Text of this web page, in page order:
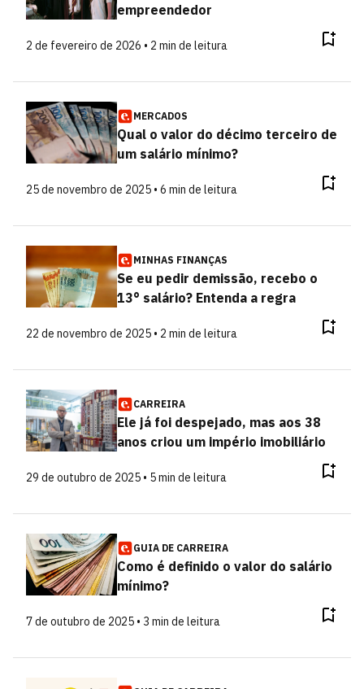
empreendedor
2 de fevereiro de 2026 • 2 min de leitura
MERCADOS
Qual o valor do décimo terceiro de
um salário mínimo?
25 de novembro de 2025 • 6 min de leitura
MINHAS FINANÇAS
Se eu pedir demissão, recebo o
13° salário? Entenda a regra
22 de novembro de 2025 • 2 min de leitura
CARREIRA
Ele já foi despejado, mas aos 38
anos criou um império imobiliário
29 de outubro de 2025 • 5 min de leitura
GUIA DE CARREIRA
Como é definido o valor do salário
mínimo?
7 de outubro de 2025 • 3 min de leitura